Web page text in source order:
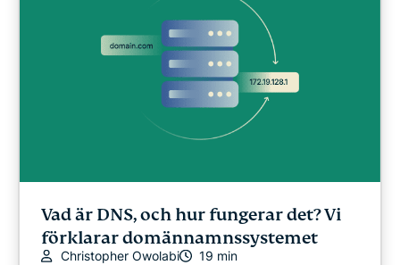
Vad är DNS, och hur fungerar det? Vi
förklarar domännamnssystemet
Christopher Owolabi 19 min